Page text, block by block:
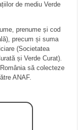
de mediu Verde
prenume și cod
precum și suma
(Societatea
și Verde Curat).
să colecteze
ANAF.